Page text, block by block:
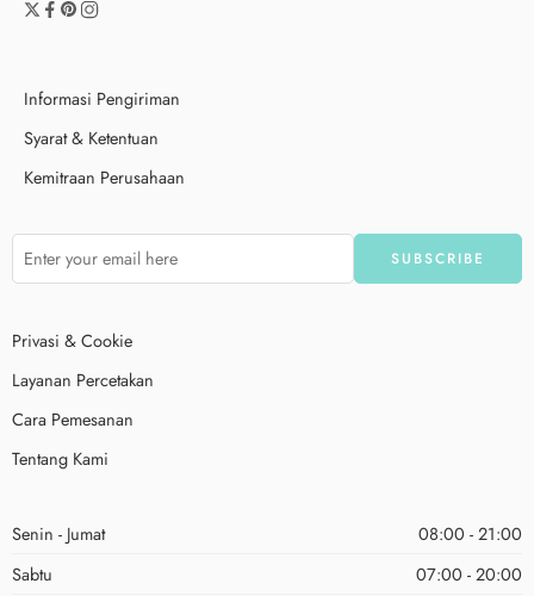
Informasi Pengiriman
Syarat & Ketentuan
Kemitraan Perusahaan
Privasi & Cookie
Layanan Percetakan
Cara Pemesanan
Tentang Kami
Senin - Jumat
08:00 - 21:00
Sabtu
07:00 - 20:00